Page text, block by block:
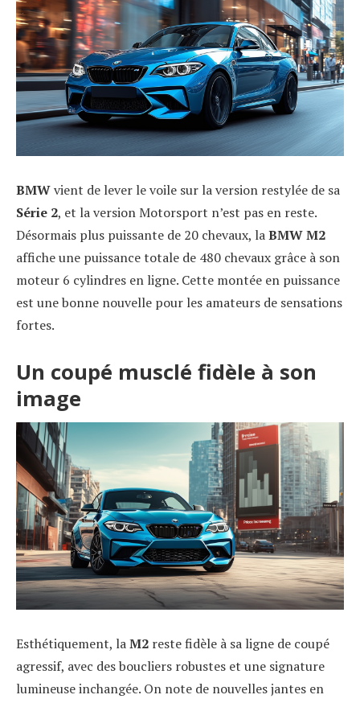
BMWvient de lever le voile sur la version restylée de sa
Série 2, et la version Motorsport n’est pas en reste.
Désormais plus puissante de 20 chevaux, laBMW M2
affiche une puissance totale de 480 chevaux grâce à son
moteur 6 cylindres en ligne. Cette montée en puissance
est une bonne nouvelle pour les amateurs de sensations
fortes.
Un coupé musclé fidèle à son
image
Esthétiquement, laM2 reste fidèle à sa ligne de coupé
agressif, avec des boucliers robustes et une signature
lumineuse inchangée. On note de nouvelles jantes en